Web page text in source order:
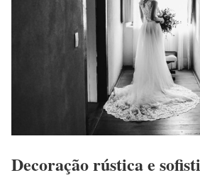
Decoração rústica e